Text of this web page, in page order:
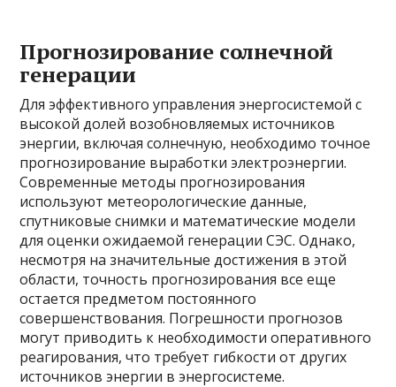
Прогнозирование солнечной
генерации
Для эффективного управления энергосистемой с
высокой долей возобновляемых источников
энергии, включая солнечную, необходимо точное
прогнозирование выработки электроэнергии.
Современные методы прогнозирования
используют метеорологические данные,
спутниковые снимки и математические модели
для оценки ожидаемой генерации СЭС. Однако,
несмотря на значительные достижения в этой
области, точность прогнозирования все еще
остается предметом постоянного
совершенствования. Погрешности прогнозов
могут приводить к необходимости оперативного
реагирования, что требует гибкости от других
источников энергии в энергосистеме.